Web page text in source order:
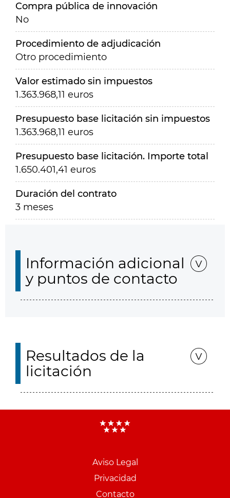
Compra pública de innovación
No
Procedimiento de adjudicación
Otro procedimiento
Valor estimado sin impuestos
1.363.968,11 euros
Presupuesto base licitación sin impuestos
1.363.968,11 euros
Presupuesto base licitación. Importe total
1.650.401,41 euros
Duración del contrato
3 meses
Información adicional
y puntos de contacto
Resultados de la
licitación
Aviso Legal
Privacidad
Contacto